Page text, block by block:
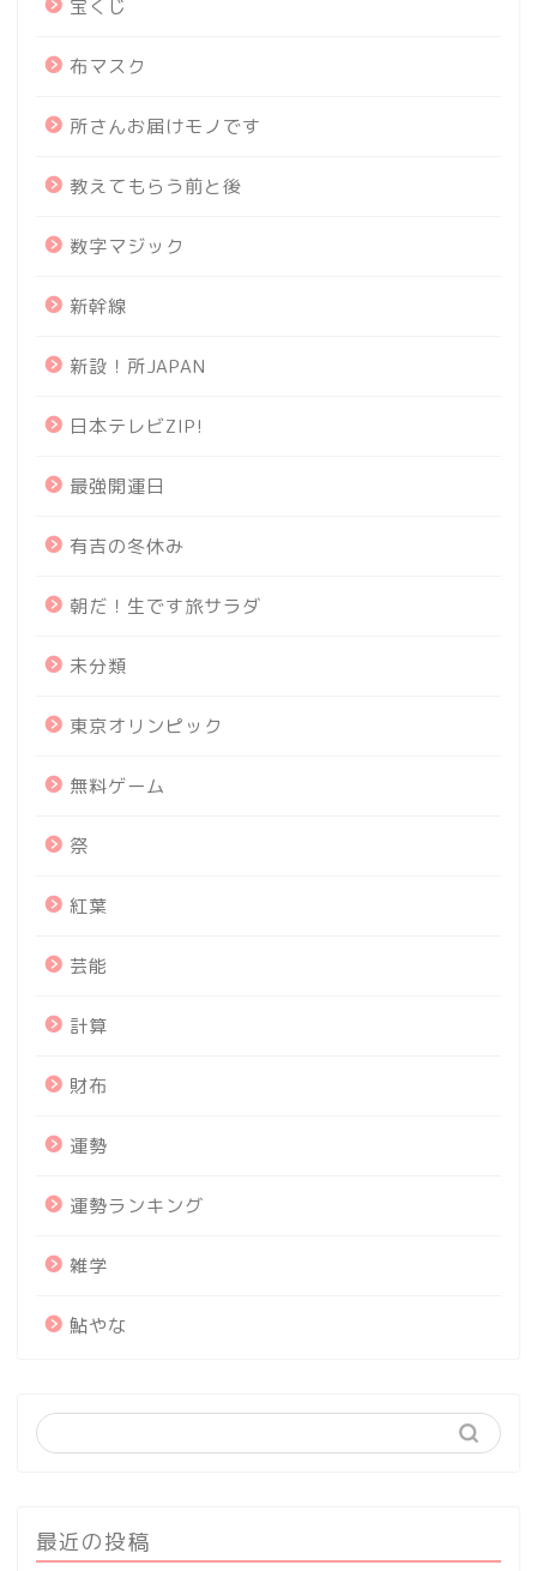
宝くじ
布マスク
所さんお届けモノです
教えてもらう前と後
数字マジック
新幹線
新設！所JAPAN
日本テレビZIP!
最強開運日
有吉の冬休み
朝だ！生です旅サラダ
未分類
東京オリンピック
無料ゲーム
祭
紅葉
芸能
計算
財布
運勢
運勢ランキング
雑学
鮎やな
最近の投稿